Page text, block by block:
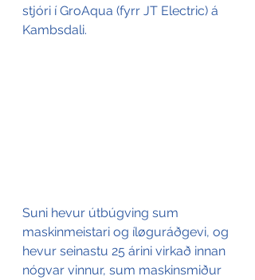
stjóri í GroAqua (fyrr JT Electric) á
Kambsdali.
Suni hevur útbúgving sum
maskinmeistari og íløguráðgevi, og
hevur seinastu 25 árini virkað innan
nógvar vinnur, sum maskinsmiður